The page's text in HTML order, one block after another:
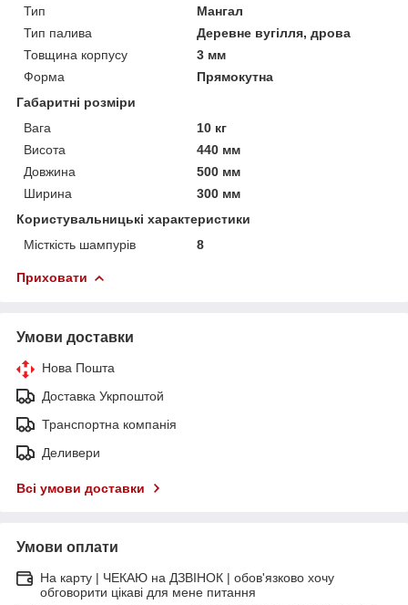
Тип
Мангал
Тип палива
Деревне вугілля, дрова
Товщина корпусу
3 мм
Форма
Прямокутна
Габаритні розміри
Вага
10 кг
Висота
440 мм
Довжина
500 мм
Ширина
300 мм
Користувальницькі характеристики
Місткість шампурів
8
Приховати
Умови доставки
Нова Пошта
Доставка Укрпоштой
Транспортна компанія
Деливери
Всі умови доставки
Умови оплати
На карту | ЧЕКАЮ на ДЗВІНОК | обов'язково хочу
обговорити цікаві для мене питання